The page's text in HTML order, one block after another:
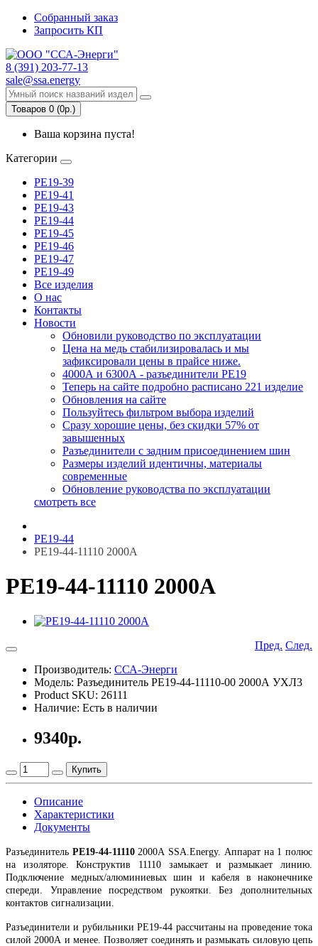
Собранный заказ
Запросить КП
8 (391) 203-77-13
sale@ssa.energy
Товаров 0 (0р.)
Ваша корзина пуста!
Категории
РЕ19-39
РЕ19-41
РЕ19-43
РЕ19-44
РЕ19-45
РЕ19-46
РЕ19-47
РЕ19-49
Все изделия
О нас
Контакты
Новости
Обновили руководство по эксплуатации
Цена на медь стабилизировалась и мы
зафиксировали цены в прайсе ниже.
4000А и 6300А - разъединители РЕ19
Теперь на сайте подробно расписано 221 изделие
Обновления на сайте
Пользуйтесь фильтром выбора изделий
Сразу хорошие цены, без скидки 57% от
завышенных
Разъединители с задним присоединением шин
Размеры изделий идентичны, материалы
современные
Обновление руководства по эксплуатации
смотреть все
РЕ19-44
РЕ19-44-11110 2000А
РЕ19-44-11110 2000А
Пред. След.
Производитель: ССА-Энерги
Модель: Разъединитель РЕ19-44-11110-00 2000А УХЛ3
Product SKU: 26111
Наличие: Есть в наличии
9340р.
Купить
Описание
Характеристики
Документы
Разъединитель РЕ19-44-111102000А SSA.Energy. Аппарат на 1 полюс
на изоляторе. Конструктив 11110 замыкает и размыкает линию.
Подключение медных/алюминиевых шин и кабеля в наконечнике
спереди. Управление посредством рукоятки. Без дополнительных
контактов сигнализации.
Разъединители и рубильники РЕ19-44 рассчитаны на проведение тока
силой 2000А и менее. Позволяет соединять и размыкать силовую цепь